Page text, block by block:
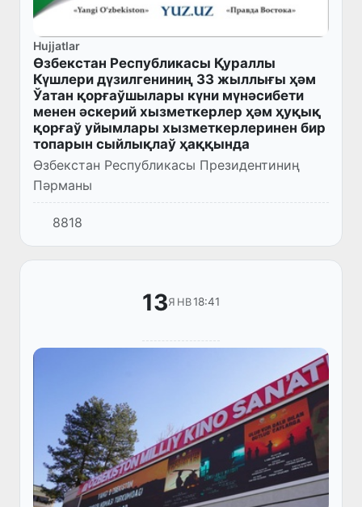
Hujjatlar
Өзбекстан Республикасы Қураллы
Күшлери дүзилгениниң 33 жыллығы ҳәм
Ўатан қорғаўшылары күни мүнәсибети
менен әскерий хызметкерлер ҳәм ҳуқық
қорғаў уйымлары хызметкерлеринен бир
топарын сыйлықлаў ҳаққында
Өзбекстан Республикасы Президентиниң
Пәрманы
8818
13ЯНВ18:41